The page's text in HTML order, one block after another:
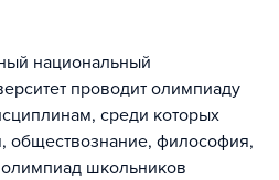
национальный
проводит олимпиаду
среди которых
обществознание, философия,
школьников